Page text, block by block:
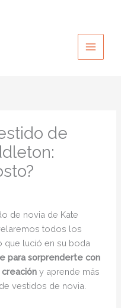
de
de novia de Kate
todos los
lució en su boda
para sorprenderte con
y aprende más
vestidos de novia.